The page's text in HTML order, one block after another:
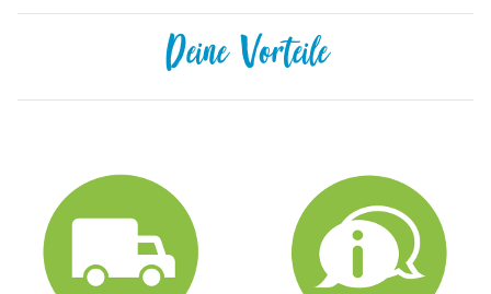
Deine Vorteile